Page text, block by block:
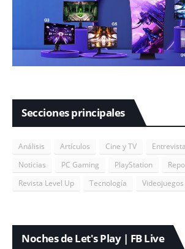
Secciones principales
Análisis Artículos Cine y TV
Noticias
PC Gaming PlayStation
Revista Level Up
Tecnología Videojuegos
Noches de Let's Play | FB Live